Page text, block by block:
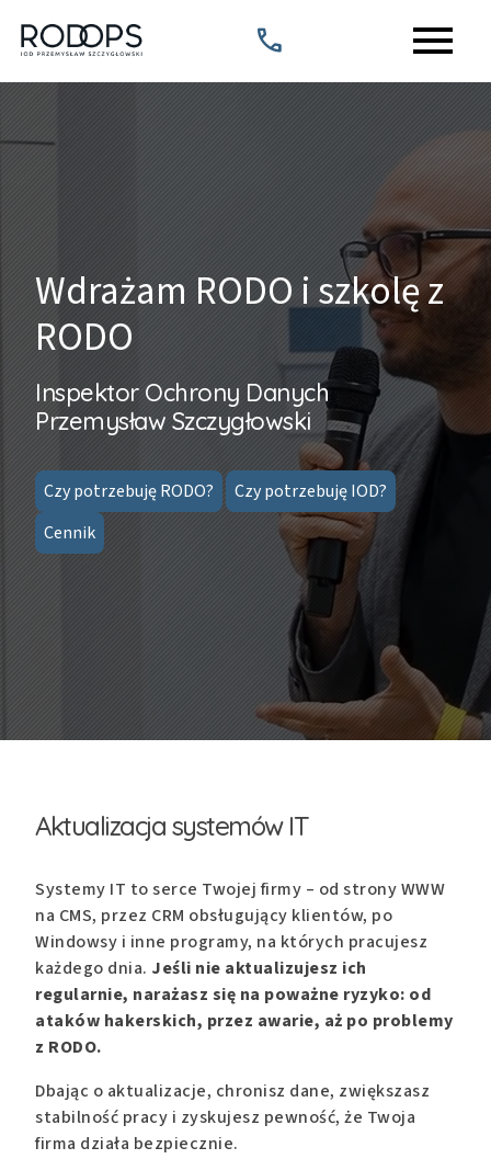
call menu
Wdrażam RODO i szkolę z
RODO
Inspektor Ochrony Danych
Przemysław Szczygłowski
Czy potrzebuję RODO?
Czy potrzebuję IOD?
Cennik
Aktualizacja systemów IT
Systemy IT to serce Twojej firmy – od strony WWW
na CMS, przez CRM obsługujący klientów, po
Windowsy i inne programy, na których pracujesz
każdego dnia. Jeśli nie aktualizujesz ich
regularnie, narażasz się na poważne ryzyko: od
ataków hakerskich, przez awarie, aż po problemy
z RODO.
Dbając o aktualizacje, chronisz dane, zwiększasz
stabilność pracy i zyskujesz pewność, że Twoja
firma działa bezpiecznie.